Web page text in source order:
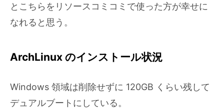
とこちらをリソースコミコミで使った方が幸せに
なれると思う。
ArchLinux のインストール状況
Windows 領域は削除せずに 120GB くらい残して
デュアルブートにしている。